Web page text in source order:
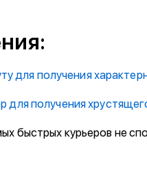
для получения
получения
быстрых курьеров не